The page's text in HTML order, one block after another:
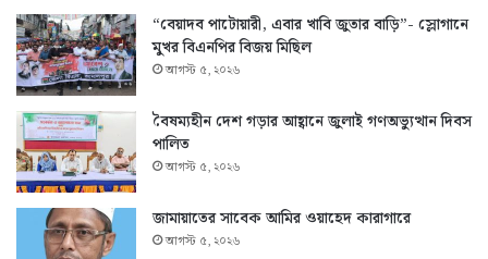
“বেয়াদব পাটোয়ারী, এবার খাবি জুতার বাড়ি”- স্লোগানে
মুখর বিএনপির বিজয় মিছিল
আগস্ট ৫, ২০২৬
বৈষম্যহীন দেশ গড়ার আহ্বানে জুলাই গণঅভ্যুত্থান দিবস
পালিত
আগস্ট ৫, ২০২৬
জামায়াতের সাবেক আমির ওয়াহেদ কারাগারে
আগস্ট ৫, ২০২৬